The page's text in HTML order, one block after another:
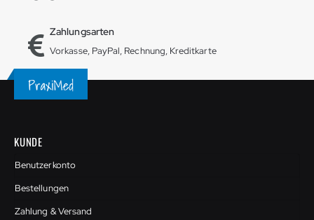
Zahlungsarten
Vorkasse, PayPal, Rechnung, Kreditkarte
KUNDE
Benutzerkonto
Bestellungen
Zahlung & Versand